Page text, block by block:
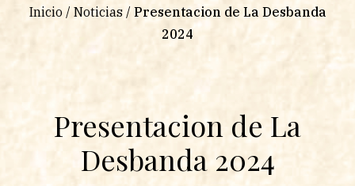
Inicio / Noticias / Presentacion de La Desbanda
2024
Presentacion de La
Desbanda 2024